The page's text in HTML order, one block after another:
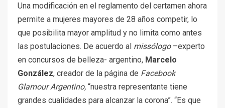
Una modificación en el reglamento del certamen ahora
permite a mujeres mayores de 28 años competir, lo
que posibilita mayor amplitud y no limita como antes
las postulaciones. De acuerdo al missólogo –experto
en concursos de belleza- argentino, Marcelo
González, creador de la página de Facebook
Glamour Argentino, “nuestra representante tiene
grandes cualidades para alcanzar la corona”. “Es que